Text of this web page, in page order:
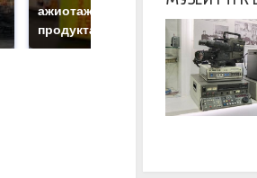
ажиотаж из-за этого
продукта: что купить?